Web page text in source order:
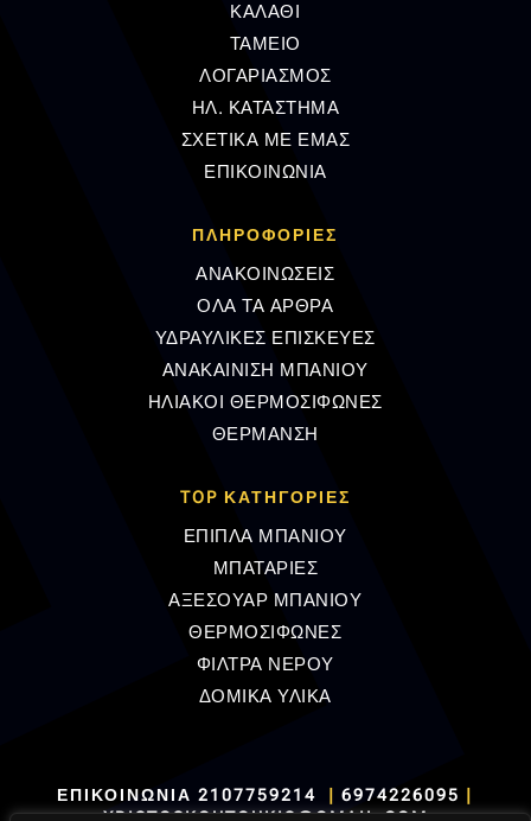
ΚΑΛΑΘΙ
ΤΑΜΕΙΟ
ΛΟΓΑΡΙΑΣΜΟΣ
ΗΛ. ΚΑΤΑΣΤΗΜΑ
ΣΧΕΤΙΚΑ ΜΕ ΕΜΑΣ
ΕΠΙΚΟΙΝΩΝΙΑ
ΠΛΗΡΟΦΟΡΊΕΣ
ΑΝΑΚΟΙΝΩΣΕΙΣ
ΟΛΑ ΤΑ ΑΡΘΡΑ
ΥΔΡΑΥΛΙΚΕΣ ΕΠΙΣΚΕΥΕΣ
ΑΝΑΚΑΙΝΙΣΗ ΜΠΑΝΙΟΥ
ΗΛΙΑΚΟΙ ΘΕΡΜΟΣΙΦΩΝΕΣ
ΘΕΡΜΑΝΣΗ
TOP ΚΑΤΗΓΟΡΙΕΣ
ΕΠΙΠΛΑ ΜΠΑΝΙΟΥ
ΜΠΑΤΑΡΙΕΣ
ΑΞΕΣΟΥΑΡ ΜΠΑΝΙΟΥ
ΘΕΡΜΟΣΙΦΩΝΕΣ
ΦΙΛΤΡΑ ΝΕΡΟΥ
ΔΟΜΙΚΑ ΥΛΙΚΑ
ΕΠΙΚΟΙΝΩΝΙΑ 2107759214 |6974226095